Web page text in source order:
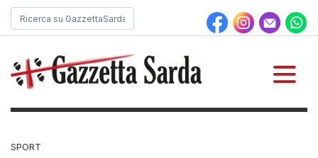
SPORT